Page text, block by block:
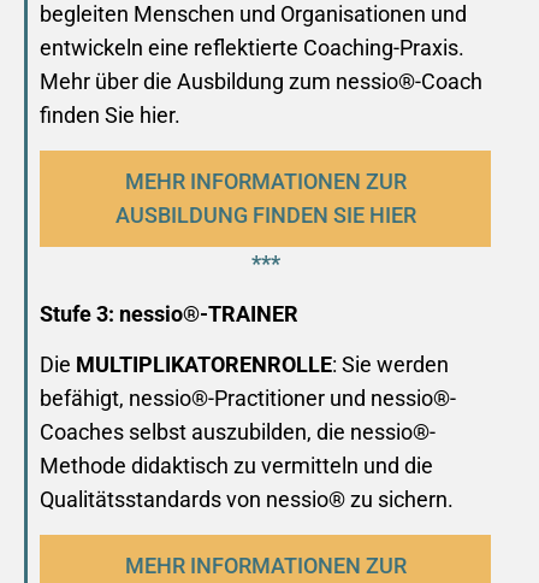
begleiten Menschen und Organisationen und
entwickeln eine reflektierte Coaching-Praxis.
Mehr über die Ausbildung zum nessio®-Coach
finden Sie hier.
MEHR INFORMATIONEN ZUR
AUSBILDUNG FINDEN SIE HIER
***
Stufe 3: nessio®-TRAINER
Die MULTIPLIKATORENROLLE: Sie werden
befähigt, nessio®-Practitioner und nessio®-
Coaches selbst auszubilden, die nessio®-
Methode didaktisch zu vermitteln und die
Qualitätsstandards von nessio® zu sichern.
MEHR INFORMATIONEN ZUR